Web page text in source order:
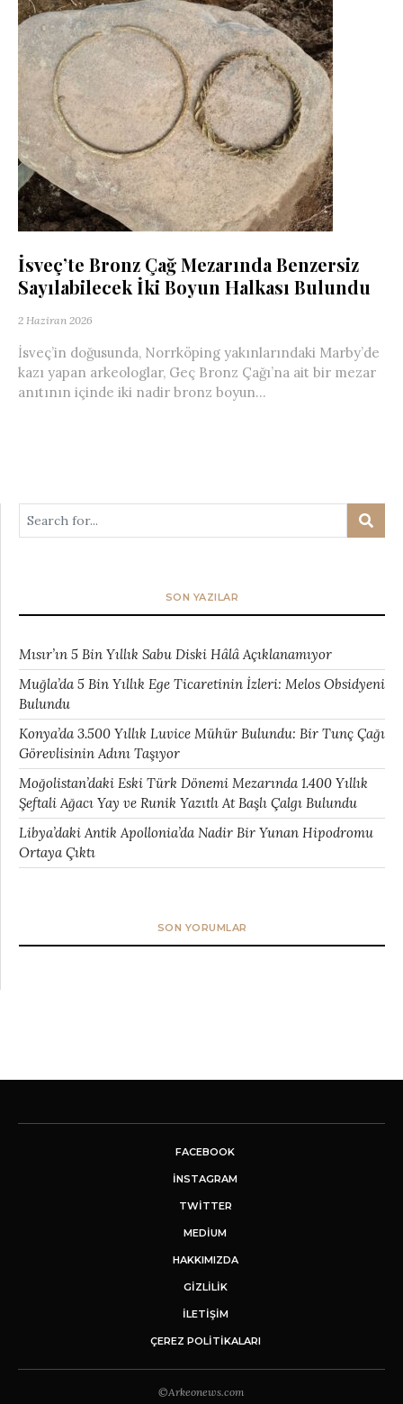
İsveç’te Bronz Çağ Mezarında Benzersiz
Sayılabilecek İki Boyun Halkası Bulundu
2 Haziran 2026
İsveç’in doğusunda, Norrköping yakınlarındaki Marby’de
kazı yapan arkeologlar, Geç Bronz Çağı’na ait bir mezar
anıtının içinde iki nadir bronz boyun...
SON YAZILAR
Mısır’ın 5 Bin Yıllık Sabu Diski Hâlâ Açıklanamıyor
Muğla’da 5 Bin Yıllık Ege Ticaretinin İzleri: Melos Obsidyeni
Bulundu
Konya’da 3.500 Yıllık Luvice Mühür Bulundu: Bir Tunç Çağı
Görevlisinin Adını Taşıyor
Moğolistan’daki Eski Türk Dönemi Mezarında 1.400 Yıllık
Şeftali Ağacı Yay ve Runik Yazıtlı At Başlı Çalgı Bulundu
Libya’daki Antik Apollonia’da Nadir Bir Yunan Hipodromu
Ortaya Çıktı
SON YORUMLAR
FACEBOOK
INSTAGRAM
TWITTER
MEDIUM
HAKKIMIZDA
GİZLİLİK
İLETIŞIM
ÇEREZ POLITIKALARI
©Arkeonews.com